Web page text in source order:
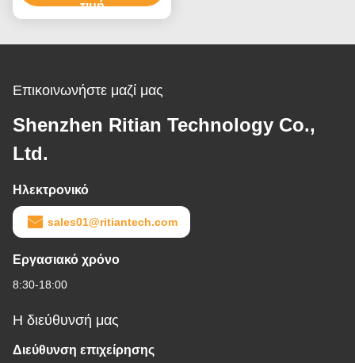
τιμή
Επικοινωνήστε μαζί μας
Shenzhen Ritian Technology Co.,
Ltd.
Ηλεκτρονικό
sales01@ritiantech.com
Εργασιακό χρόνο
8:30-18:00
Η διεύθυνσή μας
Διεύθυνση επιχείρησης